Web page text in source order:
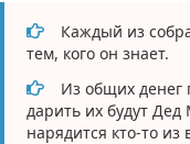
Каждый из
тем, кого он знает.
Из общих денег
дарить их будут
нарядится кто-то из